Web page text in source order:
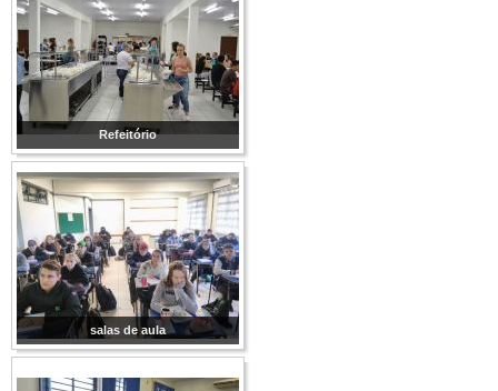
Refeitório
salas de aula